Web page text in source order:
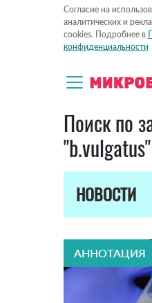
Согласие на
аналитических и
cookies. Подробнее в
конфиденциальности
Поиск по
"b.vulgatus"
НОВОСТИ
АННОТАЦИЯ